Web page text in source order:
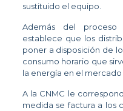
sustituido el equipo.
Además del proceso
establece que los
poner a disposición de
consumo horario que
la energía en el
A la CNMC le
medida se factura a los